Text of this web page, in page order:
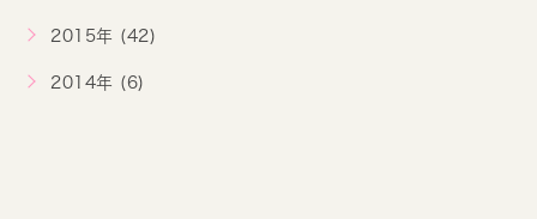
2015年 (42)
2014年 (6)